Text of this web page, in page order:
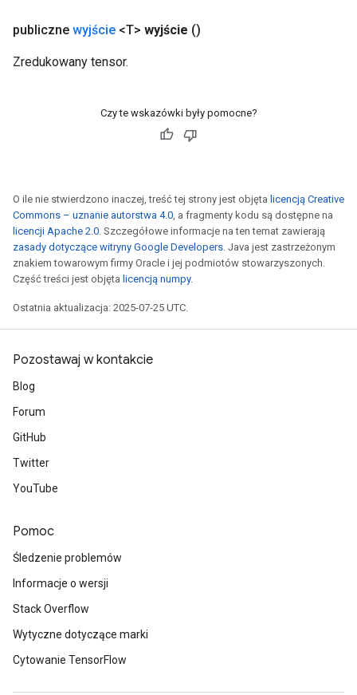
publiczne wyjście <T> wyjście ()
Zredukowany tensor.
Czy te wskazówki były pomocne?
O ile nie stwierdzono inaczej, treść tej strony jest objęta licencją Creative
Commons – uznanie autorstwa 4.0, a fragmenty kodu są dostępne na
licencji Apache 2.0. Szczegółowe informacje na ten temat zawierają
zasady dotyczące witryny Google Developers. Java jest zastrzeżonym
znakiem towarowym firmy Oracle i jej podmiotów stowarzyszonych.
Część treści jest objęta licencją numpy.
Ostatnia aktualizacja: 2025-07-25 UTC.
Pozostawaj w kontakcie
Blog
Forum
GitHub
Twitter
YouTube
Pomoc
Śledzenie problemów
Informacje o wersji
Stack Overflow
Wytyczne dotyczące marki
Cytowanie TensorFlow